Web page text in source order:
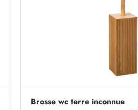
Brosse wc terre inconnue